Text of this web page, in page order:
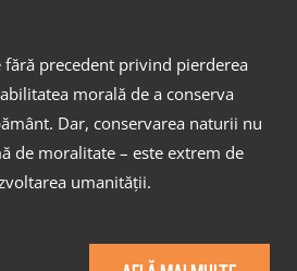
precedent privind pierderea
morală de a conserva
Dar, conservarea naturii nu
de moralitate – este extrem de
umanității.